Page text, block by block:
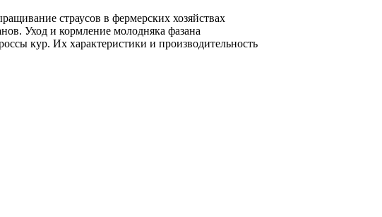
страусов в фермерских хозяйствах
Уход и кормление молодняка фазана
кур. Их характеристики и производительность